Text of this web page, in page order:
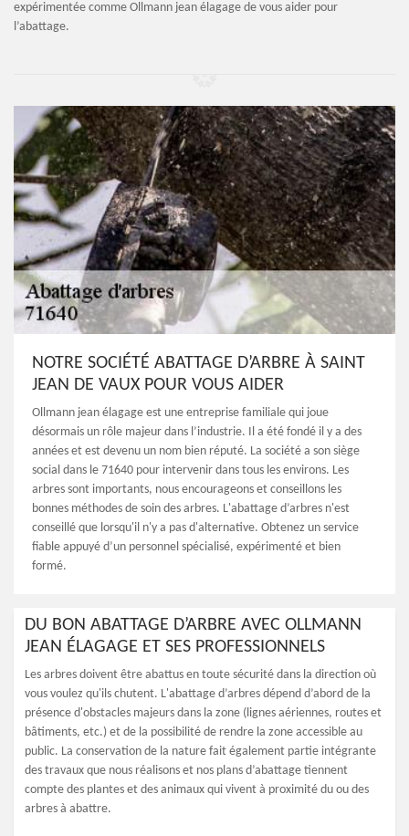
expérimentée comme Ollmann jean élagage de vous aider pour
l’abattage.
NOTRE SOCIÉTÉ ABATTAGE D’ARBRE À SAINT
JEAN DE VAUX POUR VOUS AIDER
Ollmann jean élagage est une entreprise familiale qui joue
désormais un rôle majeur dans l’industrie. Il a été fondé il y a des
années et est devenu un nom bien réputé. La société a son siège
social dans le 71640 pour intervenir dans tous les environs. Les
arbres sont importants, nous encourageons et conseillons les
bonnes méthodes de soin des arbres. L'abattage d’arbres n'est
conseillé que lorsqu'il n'y a pas d'alternative. Obtenez un service
fiable appuyé d’un personnel spécialisé, expérimenté et bien
formé.
DU BON ABATTAGE D’ARBRE AVEC OLLMANN
JEAN ÉLAGAGE ET SES PROFESSIONNELS
Les arbres doivent être abattus en toute sécurité dans la direction où
vous voulez qu'ils chutent. L'abattage d’arbres dépend d’abord de la
présence d'obstacles majeurs dans la zone (lignes aériennes, routes et
bâtiments, etc.) et de la possibilité de rendre la zone accessible au
public. La conservation de la nature fait également partie intégrante
des travaux que nous réalisons et nos plans d’abattage tiennent
compte des plantes et des animaux qui vivent à proximité du ou des
arbres à abattre.